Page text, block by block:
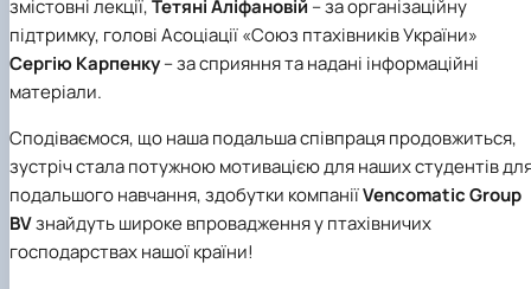
змістовні лекції,Тетяні Аліфановій – за організаційну
підтримку, головіАсоціації «Союз птахівників України»
Сергію Карпенку– за сприяння та надані інформаційні
матеріали.
Сподіваємося, що наша подальша співпраця продовжиться,
зустріч стала потужною мотивацією для наших студентів
подальшого навчання, здобутки компаніїVencomatic Group
BVзнайдуть широке впровадження у птахівничих
господарствах нашої країни!